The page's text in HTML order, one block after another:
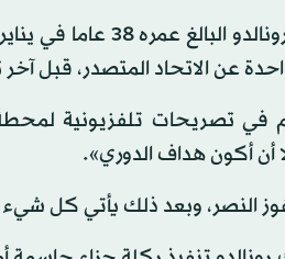
في تصريحات تلفزيونية
أن أكون هداف الدوري».
النصر، وبعد ذلك يأتي كل